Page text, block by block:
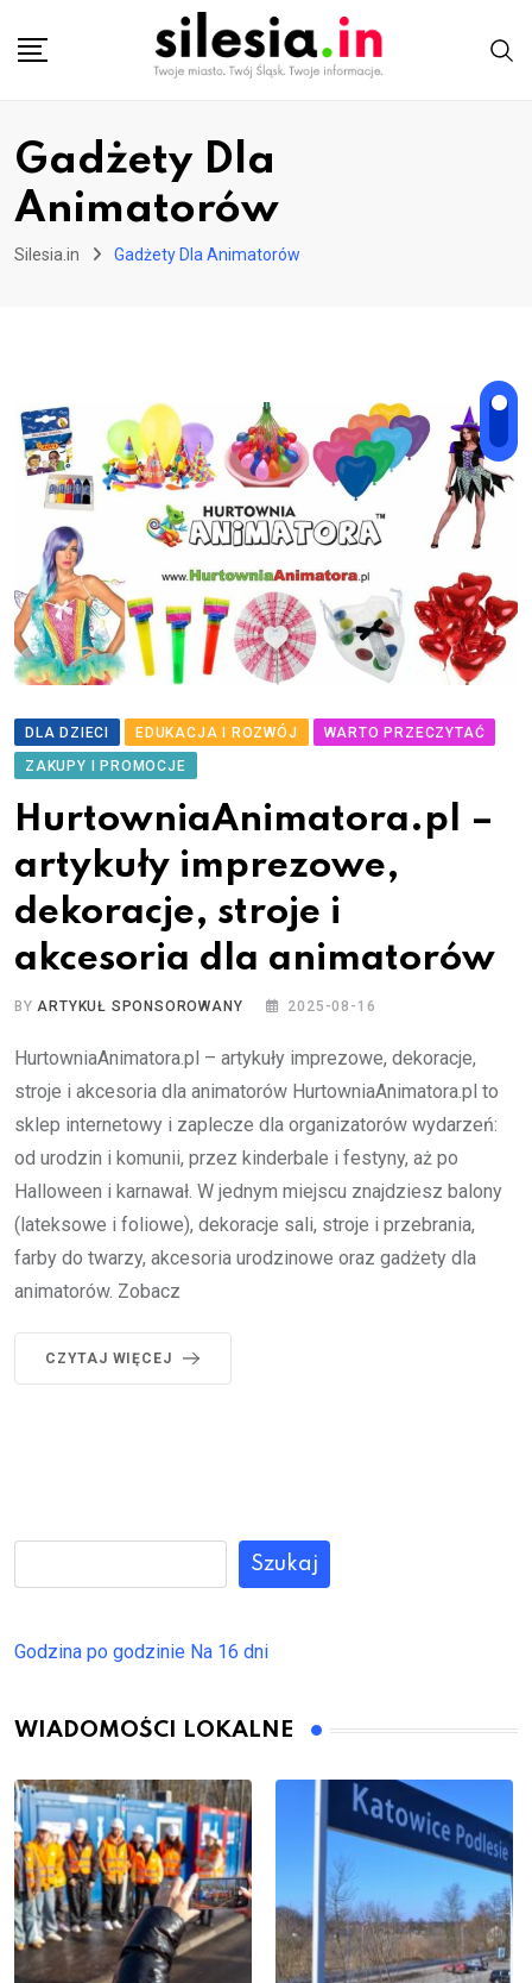
Gadżety Dla
Animatorów
Silesia.in Gadżety Dla Animatorów
DLA DZIECI EDUKACJA I ROZWÓJ
WARTO PRZECZYTAĆ
ZAKUPY I PROMOCJE
HurtowniaAnimatora.pl –
artykuły imprezowe,
dekoracje, stroje i
akcesoria dla animatorów
BYARTYKUŁ SPONSOROWANY 2025-08-16
HurtowniaAnimatora.pl – artykuły imprezowe, dekoracje,
stroje i akcesoria dla animatorów HurtowniaAnimatora.pl to
sklep internetowy i zaplecze dla organizatorów wydarzeń:
od urodzin i komunii, przez kinderbale i festyny, aż po
Halloween i karnawał. W jednym miejscu znajdziesz balony
(lateksowe i foliowe), dekoracje sali, stroje i przebrania,
farby do twarzy, akcesoria urodzinowe oraz gadżety dla
animatorów. Zobacz
CZYTAJ WIĘCEJ
Szukaj
Godzina po godzinie Na 16 dni
WIADOMOŚCI LOKALNE